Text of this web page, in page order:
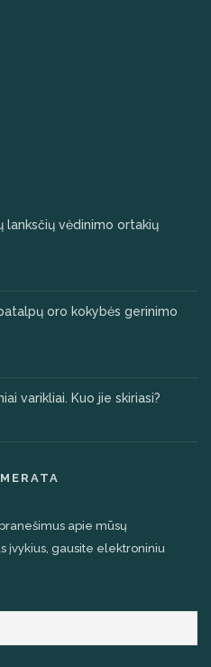
lanksčių vėdinimo ortakių
oro kokybės gerinimo
varikliai. Kuo jie skiriasi?
apie mūsų
įvykius, gausite elektroniniu